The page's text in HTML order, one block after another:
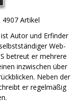
4907 Artikel
Autor und Erfinder
Web-
betreut er mehrere
inzwischen über
Neben der
er regelmäßig